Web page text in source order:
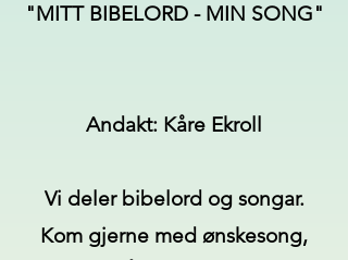
"MITT BIBELORD - MIN SONG"
Andakt: Kåre Ekroll
Vi deler bibelord og songar.
Kom gjerne med ønskesong,